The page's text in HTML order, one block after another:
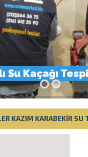
Su Kaçağı
KAZIM KARABEKIR SU